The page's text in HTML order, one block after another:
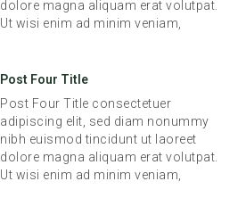
dolore magna aliquam erat volutpat.
Ut wisi enim ad minim veniam,
Post Four Title
Post Four Title consectetuer
adipiscing elit, sed diam nonummy
nibh euismod tincidunt ut laoreet
dolore magna aliquam erat volutpat.
Ut wisi enim ad minim veniam,